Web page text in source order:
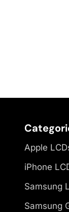
Apple
iPhone
Samsung
Samsung